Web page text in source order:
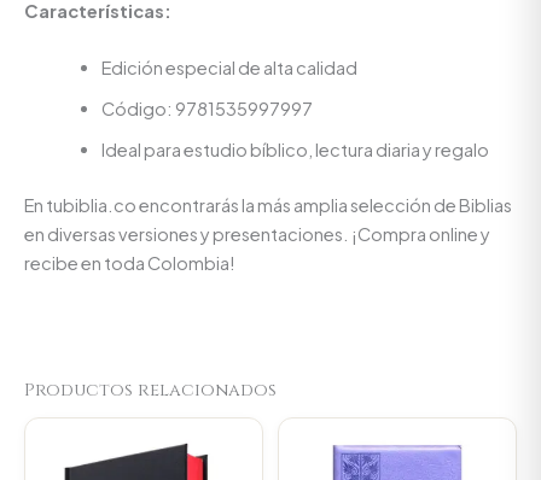
Características:
Edición especial de alta calidad
Código: 9781535997997
Ideal para estudio bíblico, lectura diaria y regalo
En tubiblia.co encontrarás la más amplia selección de Biblias
en diversas versiones y presentaciones. ¡Compra online y
recibe en toda Colombia!
Productos relacionados